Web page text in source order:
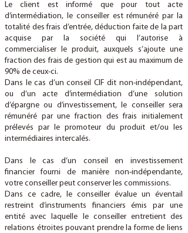
Le client est informé que pour tout acte
d’intermédiation, le conseiller est rémunéré par la
totalité des frais d’entrée, déduction faite de la part
acquise par la société qui l’autorise à
commercialiser le produit, auxquels s’ajoute une
fraction des frais de gestion qui est au maximum de
90% de ceux-ci.
Dans le cas d’un conseil CIF dit non-indépendant,
ou d’un acte d’intermédiation d’une solution
d’épargne ou d’investissement, le conseiller sera
rémunéré par une fraction des frais initialement
prélevés par le promoteur du produit et/ou les
intermédiaires intercalés.
Dans le cas d’un conseil en investissement
financier fourni de manière non-indépendante,
votre conseiller peut conserver les commissions.
Dans ce cadre, le conseiller évalue un éventail
restreint d’instruments financiers émis par une
entité avec laquelle le conseiller entretient des
relations étroites pouvant prendre la forme de liens